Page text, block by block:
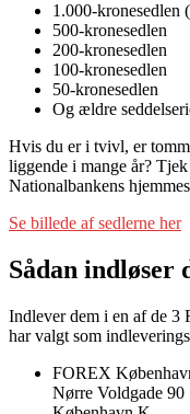
1.000-kronesedlen
500-kronesedlen
200-kronesedlen
100-kronesedlen
50-kronesedlen
Og ældre
Hvis du er i tvivl, er
liggende i mange år?
Nationalbankens
Se billede af sedlerne her
Sådan indløser
Indlever dem i en af de 3
har valgt som
FOREX
Nørre Voldgade 90